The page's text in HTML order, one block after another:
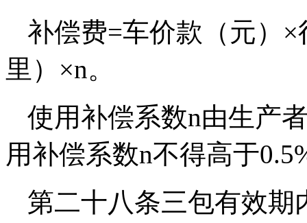
补偿费=车价款（元）
里）×n。
使用补偿系数n由生产
用补偿系数n不得高于
第二十八条三包有效期